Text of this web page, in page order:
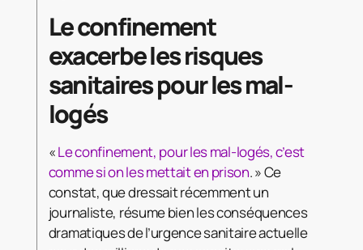
Le confinement
exacerbe les risques
sanitaires pour les mal-
logés
«Le confinement, pour les mal-logés, c’est
comme si on les mettait en prison. » Ce
constat, que dressait récemment un
journaliste, résume bien les conséquences
dramatiques de l’urgence sanitaire actuelle